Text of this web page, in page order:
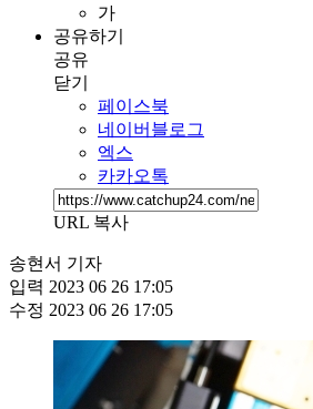
가
공유하기
공유
닫기
페이스북
네이버블로그
엑스
카카오톡
URL 복사
송현서 기자
입력 2023 06 26 17:05
수정 2023 06 26 17:05